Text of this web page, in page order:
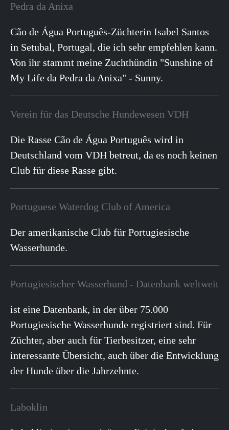
Pedra da Anixa
Cão de Água Português-Züchterin Isabel Santos
in Setubal, Portugal, die ich sehr empfehlen kann.
Von ihr stammt meine Zuchthündin "Sunshine of
My Life da Pedra da Anixa" - Sunny.
Verein für das Deutsche Hundewesen VDH
Die Rasse Cão de Água Português wird in
Deutschland vom VDH betreut, da es noch keinen
Club für diese Rasse gibt.
Portuguese Waterdog Club of America
Der amerikanische Club für Portugiesische
Wasserhunde.
Portugiesischer Wasserhund - Datenbank weltweit
ist eine Datenbank, in der über 75.000
Portugiesische Wasserhunde registriert sind. Für
Züchter, aber auch für Tierbesitzer, eine sehr
interessante Übersicht, auch über die Entwicklung
der Hunde über die Jahrzehnte.
Laboklin